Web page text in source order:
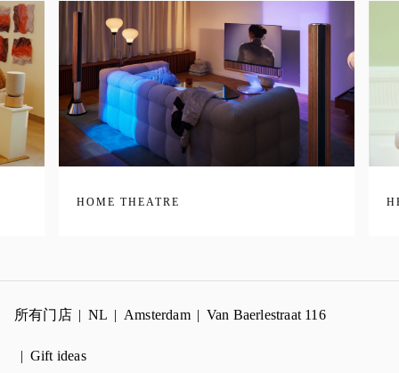
HOME THEATRE
所有门店 NL Amsterdam Van Baerlestraat 116
Gift ideas